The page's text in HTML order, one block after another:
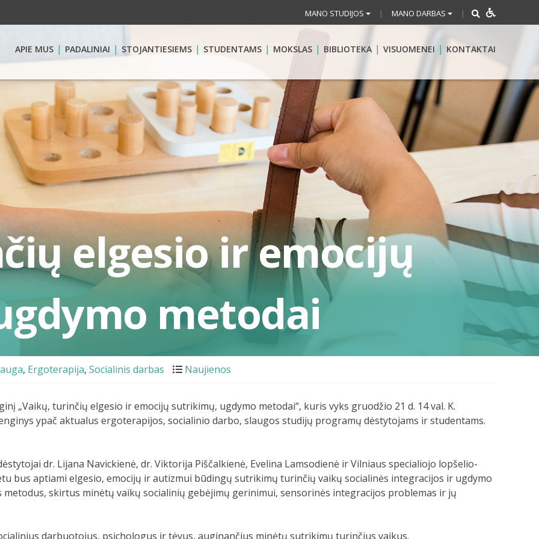
MANO STUDIJOS | MANO DARBAS |
APIE MUS PADALINIAI STOJANTIESIEMS STUDENTAMS MOKSLAS BIBLIOTEKA VISUOMENEI KONTAKTAI
elgesio ir emocijų
metodai
, Ergoterapija, Socialinis darbas Naujienos
„Vaikų, turinčių elgesio ir emocijų sutrikimų, ugdymo metodai“, kuris vyks gruodžio 21 d. 14 val. K.
ypač aktualus ergoterapijos, socialinio darbo, slaugos studijų programų dėstytojams ir studentams.
dr. Lijana Navickienė, dr. Viktorija Piščalkienė, Evelina Lamsodienė ir Vilniaus specialiojo lopšelio-
bus aptiami elgesio, emocijų ir autizmui būdingų sutrikimų turinčių vaikų socialinės integracijos ir ugdymo
metodus, skirtus minėtų vaikų socialinių gebėjimų gerinimui, sensorinės integracijos problemas ir jų
darbuotojus, psichologus ir tėvus, auginančius minėtų sutrikimų turinčius vaikus.